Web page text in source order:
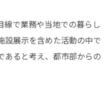
線で業務や当地での暮らし
設展示を含めた活動の中で
あると考え、都市部からの